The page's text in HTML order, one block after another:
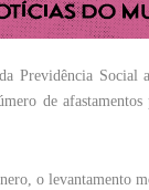
Previdência Social
de afastamentos
o levantamento